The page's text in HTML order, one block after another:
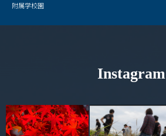
国際交流・留学
奈良国立大学機構
附属学校園
Instagram